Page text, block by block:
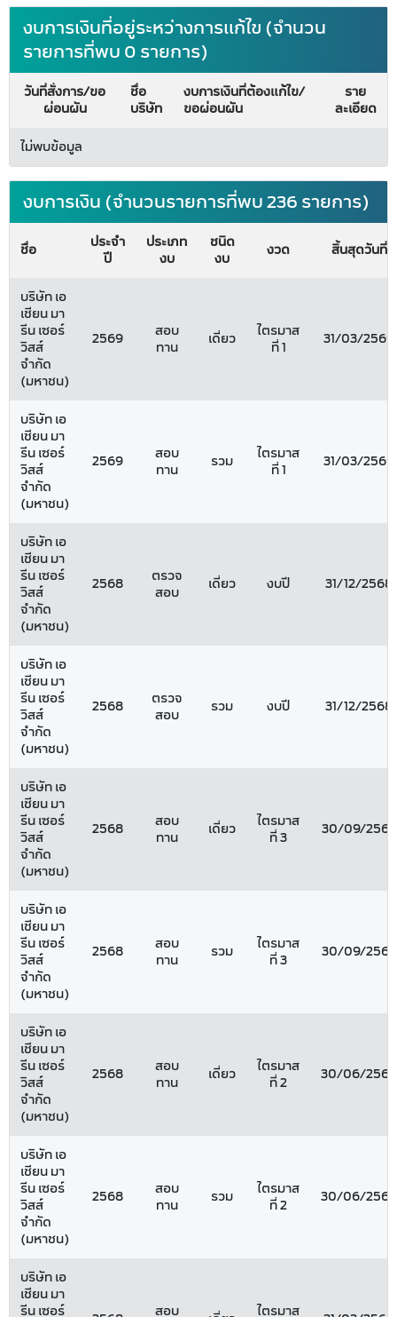
งบการเงินที่อยู่ระหว่างการแก้ไข (จำนวน
รายการที่พบ 0 รายการ)
วันที่สั่งการ/ขอ
ผ่อนผัน
ชื่อ
บริษัท
งบการเงินที่ต้องแก้ไข/
ขอผ่อนผัน
ราย
ละเอียด
ไม่พบข้อมูล
งบการเงิน (จำนวนรายการที่พบ 236 รายการ)
ชื่อ
ประจำ
ปี
ประเภท
งบ
ชนิด
งบ
งวด สิ้นสุดวันที่
บริษัท เอ
เชียน มา
รีน เซอร์
วิสส์
จำกัด
(มหาชน)
2569
สอบ
ทาน
เดี่ยว
ไตรมาส
ที่ 1
31/03/2569
บริษัท เอ
เชียน มา
รีน เซอร์
วิสส์
จำกัด
(มหาชน)
2569
สอบ
ทาน
รวม
ไตรมาส
ที่ 1
31/03/2569
บริษัท เอ
เชียน มา
รีน เซอร์
วิสส์
จำกัด
(มหาชน)
2568
ตรวจ
สอบ
เดี่ยว งบปี 31/12/2568
บริษัท เอ
เชียน มา
รีน เซอร์
วิสส์
จำกัด
(มหาชน)
2568
ตรวจ
สอบ
รวม งบปี 31/12/2568
บริษัท เอ
เชียน มา
รีน เซอร์
วิสส์
จำกัด
(มหาชน)
2568
สอบ
ทาน
เดี่ยว
ไตรมาส
ที่ 3
30/09/2568
บริษัท เอ
เชียน มา
รีน เซอร์
วิสส์
จำกัด
(มหาชน)
2568
สอบ
ทาน
รวม
ไตรมาส
ที่ 3
30/09/2568
บริษัท เอ
เชียน มา
รีน เซอร์
วิสส์
จำกัด
(มหาชน)
2568
สอบ
ทาน
เดี่ยว
ไตรมาส
ที่ 2
30/06/2568
บริษัท เอ
เชียน มา
รีน เซอร์
วิสส์
จำกัด
(มหาชน)
2568
สอบ
ทาน
รวม
ไตรมาส
ที่ 2
30/06/2568
บริษัท เอ
เชียน มา
รีน เซอร์
สอบ ไตรมาส